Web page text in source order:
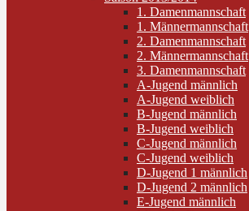
1. Damenmannschaft
1. Männermannschaft
2. Damenmannschaft
2. Männermannschaft
3. Damenmannschaft
A-Jugend männlich
A-Jugend weiblich
B-Jugend männlich
B-Jugend weiblich
C-Jugend männlich
C-Jugend weiblich
D-Jugend 1 männlich
D-Jugend 2 männlich
E-Jugend männlich